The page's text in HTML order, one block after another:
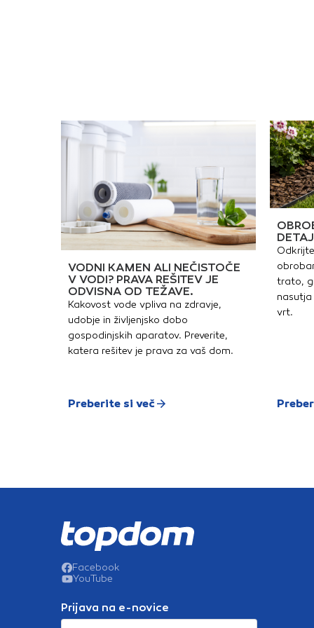
v
VODNI KAMEN ALI NEČISTOČE
V VODI? PRAVA REŠITEV JE
ODVISNA OD TEŽAVE.
Kakovost vode vpliva na zdravje,
udobje in življenjsko dobo
gospodinjskih aparatov. Preverite,
katera rešitev je prava za vaš dom.
Preberite si več
trato,
vrt.
Facebook
YouTube
Prijava na e-novice